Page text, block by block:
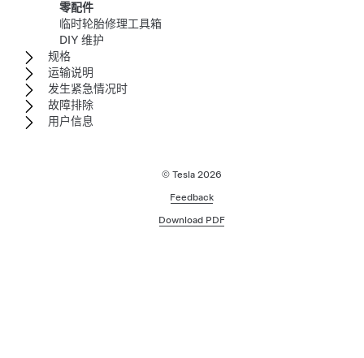
零配件
临时轮胎修理工具箱
DIY 维护
规格
运输说明
发生紧急情况时
故障排除
用户信息
© Tesla 2026
Feedback
Download PDF